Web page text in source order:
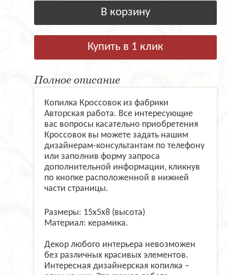
В корзину
Купить в 1 клик
Полное описание
Копилка Кроссовок из фабрики
Авторская работа. Все интересующие
вас вопросы касательно приобретения
Кроссовок вы можете задать нашим
дизайнерам-консультантам по телефону
или заполнив форму запроса
дополнительной информации, кликнув
по кнопке расположенной в нижней
части страницы.
Размеры: 15х5х8 (высота)
Материал: керамика.
Декор любого интерьера невозможен
без различных красивых элементов.
Интересная дизайнерская копилка –